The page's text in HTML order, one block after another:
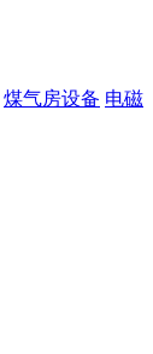
煤气房设备 电磁